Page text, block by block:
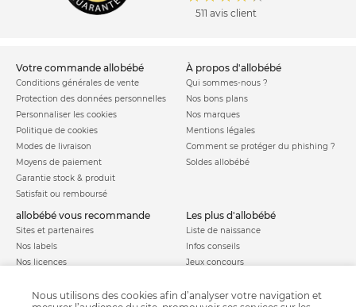
511 avis client
votre commande allobébé
Conditions générales de vente
Protection des données personnelles
Personnaliser les cookies
Politique de cookies
Modes de livraison
Moyens de paiement
Garantie stock & produit
Satisfait ou remboursé
à propos d'allobébé
Qui sommes-nous ?
Nos bons plans
Nos marques
Mentions légales
Comment se protéger du phishing ?
Soldes allobébé
allobébé vous recommande
Sites et partenaires
Nos labels
Nos licences
les plus d'allobébé
Liste de naissance
Infos conseils
Jeux concours
Parrainage
Nous utilisons des cookies afin d’analyser votre navigation et